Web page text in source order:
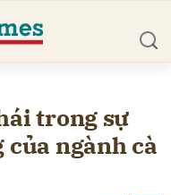
trong sự
ngành cà